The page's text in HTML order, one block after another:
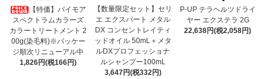
【特価】パイモア
スペクトラムカラーズ
カラートリートメント 2
00g(染毛料)※パッケー
ジ順次リニューアル中
1,826円(税166円)
【数量限定セット】セリ
エ エクスパート メタル
DX コンセントレイティ
ッドオイル 50mL＋メタ
ルDXプロフェッショナ
ルシャンプー100mL
3,647円(税332円)
P-UP テラヘルツドライ
ヤー エクステラ 2G
22,638円(税2,058円)